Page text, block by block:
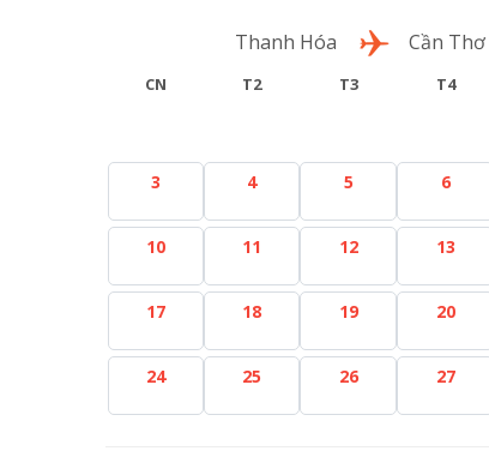
Thanh Hóa Cần Thơ
CN T2 T3 T4
3 4 5 6
10 11 12 13
17 18 19 20
24 25 26 27